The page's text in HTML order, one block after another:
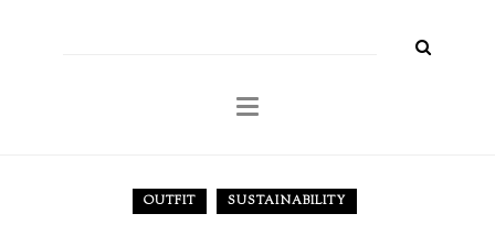
OUTFIT SUSTAINABILITY